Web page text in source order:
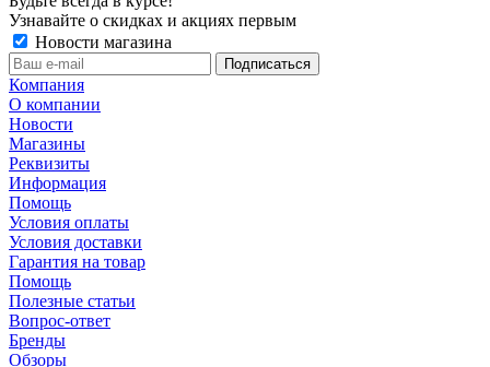
Узнавайте о скидках и акциях первым
Новости магазина
Компания
О компании
Новости
Магазины
Реквизиты
Информация
Помощь
Условия оплаты
Условия доставки
Гарантия на товар
Помощь
Полезные статьи
Вопрос-ответ
Бренды
Обзоры